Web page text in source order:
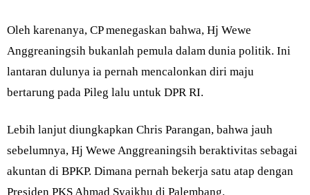
Oleh karenanya, CP menegaskan bahwa, Hj Wewe
Anggreaningsih bukanlah pemula dalam dunia politik. Ini
lantaran dulunya ia pernah mencalonkan diri maju
bertarung pada Pileg lalu untuk DPR RI.
Lebih lanjut diungkapkan Chris Parangan, bahwa jauh
sebelumnya, Hj Wewe Anggreaningsih beraktivitas sebagai
akuntan di BPKP. Dimana pernah bekerja satu atap dengan
Presiden PKS Ahmad Syaikhu di Palembang.